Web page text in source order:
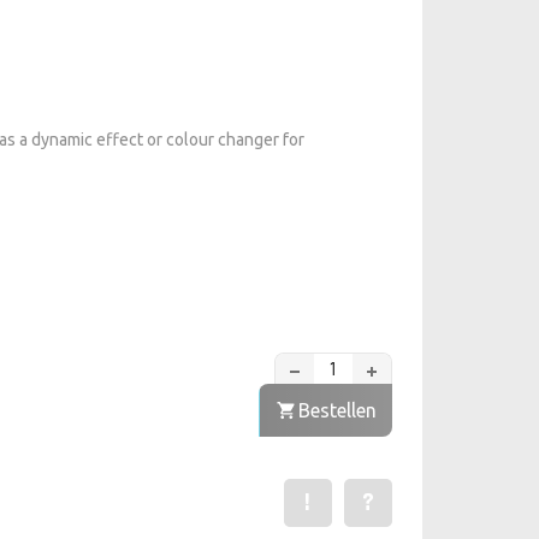
a dynamic effect or colour changer for
Bestellen
Stel een vraag over dit
?
Een fout gevonden? Meld het ons
!